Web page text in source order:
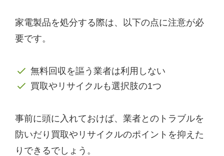
家電製品を処分する際は、以下の点に注意が必
要です。
無料回収を謳う業者は利用しない
買取やリサイクルも選択肢の1つ
事前に頭に入れておけば、業者とのトラブルを
防いだり買取やリサイクルのポイントを抑えた
りできるでしょう。